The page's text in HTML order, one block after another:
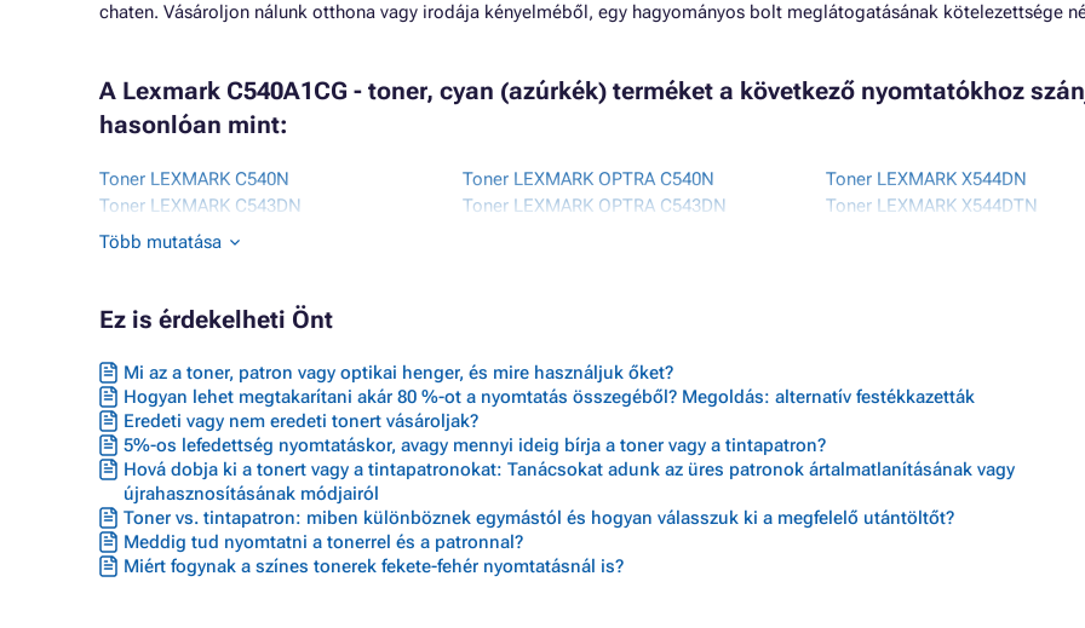
chaten. Vásároljon nálunk otthona vagy irodája kényelméből, egy hagyományos bolt meglátogatásának kötelezettsége
A Lexmark C540A1CG - toner, cyan (azúrkék) terméket a következő nyomtatókhoz
hasonlóan mint:
Toner LEXMARK C540N
Toner LEXMARK C543DN
Toner LEXMARK C544
Toner LEXMARK C544DTN
Toner LEXMARK C544N
Toner LEXMARK C546DTN
Toner LEXMARK OPTRA C540N
Toner LEXMARK OPTRA C543DN
Toner LEXMARK X543DN
Toner LEXMARK X544
Toner LEXMARK X544DN
Toner LEXMARK X544DTN
Több mutatása
Ez is érdekelheti Önt
Mi az a toner, patron vagy optikai henger, és mire használjuk őket?
Hogyan lehet megtakarítani akár 80 %-ot a nyomtatás összegéből? Megoldás: alternatív festékkazetták
Eredeti vagy nem eredeti tonert vásároljak?
5%-os lefedettség nyomtatáskor, avagy mennyi ideig bírja a toner vagy a tintapatron?
Hová dobja ki a tonert vagy a tintapatronokat: Tanácsokat adunk az üres patronok ártalmatlanításának vagy
újrahasznosításának módjairól
Toner vs. tintapatron: miben különböznek egymástól és hogyan válasszuk ki a megfelelő utántöltőt?
Meddig tud nyomtatni a tonerrel és a patronnal?
Miért fogynak a színes tonerek fekete-fehér nyomtatásnál is?